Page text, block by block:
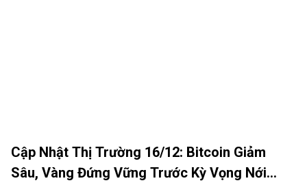
Cập Nhật Thị Trường 16/12: Bitcoin Giảm
Sâu, Vàng Đứng Vững Trước Kỳ Vọng Nới